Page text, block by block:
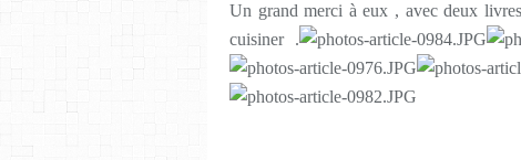
Un grand merci à eux , avec deux
cuisiner .